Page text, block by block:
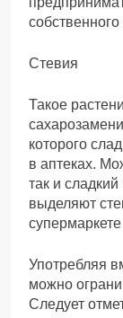
Стевия
Такое
которого
в аптеках.
так и
выделяют
Употребляя
можно
Следует